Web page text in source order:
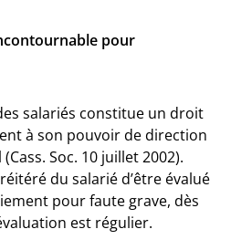
pour
salariés constitue un droit
à son pouvoir de direction
Soc. 10 juillet 2002).
du salarié d’être évalué
pour faute grave, dès
est régulier.